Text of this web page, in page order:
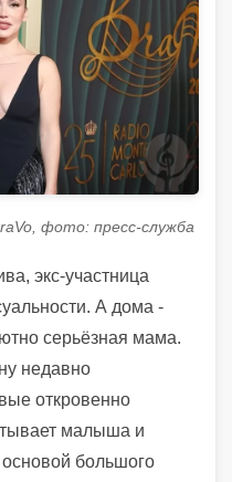
фото: пресс-служба
экс-участница
А дома -
серьёзная мама.
недавно
откровенно
малыша и
большого